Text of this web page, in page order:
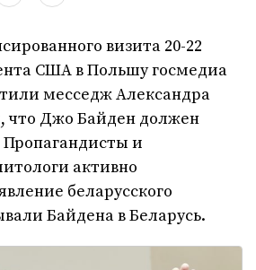
визита 20-22
США в Польшу госмедиа
месседж Александра
что Джо Байден должен
и
активно
беларусского
Байдена в Беларусь.